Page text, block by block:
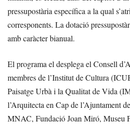
pressupostària específica a la qual
corresponents. La dotació
amb caràcter bianual.
El programa el desplega el Consell
membres de l’Institut de Cultura
Paisatge Urbà i la Qualitat de Vida
l’Arquitecta en Cap de l’Ajuntament
MNAC, Fundació Joan Miró, Museu